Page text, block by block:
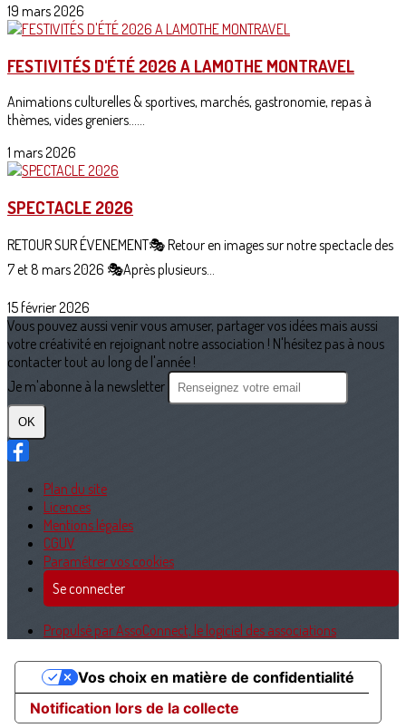
19 mars 2026
FESTIVITÉS D'ÉTÉ 2026 A LAMOTHE MONTRAVEL
Animations culturelles & sportives, marchés, gastronomie, repas à
thèmes, vides greniers......
1 mars 2026
SPECTACLE 2026
RETOUR SUR ÉVENEMENT🎭 Retour en images sur notre spectacle des
7 et 8 mars 2026 🎭Après plusieurs...
15 février 2026
Vous pouvez aussi venir vous amuser, partager vos idées mais aussi
votre créativité en rejoignant notre association ! N'hésitez pas à nous
contacter tout au long de l'année !
Je m'abonne à la newsletter
OK
Plan du site
Licences
Mentions légales
CGUV
Paramétrer vos cookies
Se connecter
Propulsé par AssoConnect, le logiciel des associations
Notification lors de la collecte
Vos choix en matière de confidentialité